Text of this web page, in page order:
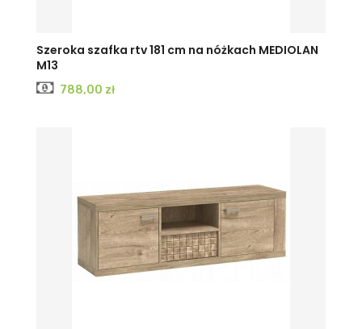
Szeroka szafka rtv 181 cm na nóżkach MEDIOLAN
M13
Cena
788,00 zł